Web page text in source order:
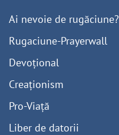
Ai nevoie de rugăciune?
Rugaciune-Prayerwall
Devoțional
Creaționism
Pro-Viață
Liber de datorii